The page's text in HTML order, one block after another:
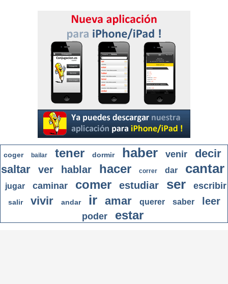
coger bailar tener dormir haber venir
decir
saltar
ver hablar hacer correr dar cantar
jugar caminar comer estudiar ser escribir
salir vivir andar ir amar querer saber leer
poder estar